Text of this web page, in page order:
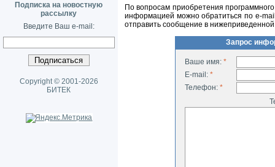
По вопросам приобретения
информацией можно обратиться по e-
отправить сообщение в
Запрос
Ваше имя: *
E-mail: *
Телефон: *
Подписка на новостную
рассылку
Введите Ваш e-mail:
Copyright © 2001-2026
БИТЕК